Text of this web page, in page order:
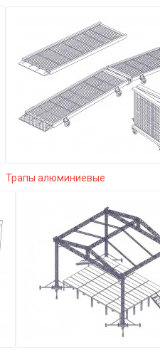
Трапы алюминиевые